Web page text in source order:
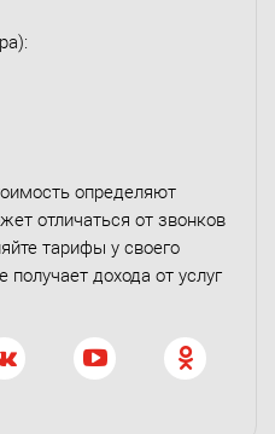
определяют
отличаться от звонков
тарифы у своего
дохода от услуг